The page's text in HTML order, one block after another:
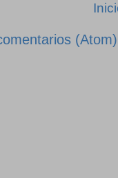
(Atom)